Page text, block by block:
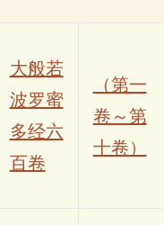
大般若
波罗蜜
多经六
百卷
（第一
卷～第
十卷）